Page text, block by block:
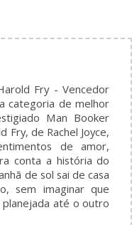
Fry - Vencedor
categoria de melhor
Man Booker
Fry, de Rachel Joyce,
de amor,
conta a história do
de sol sai de casa
sem imaginar que
planejada até o outro